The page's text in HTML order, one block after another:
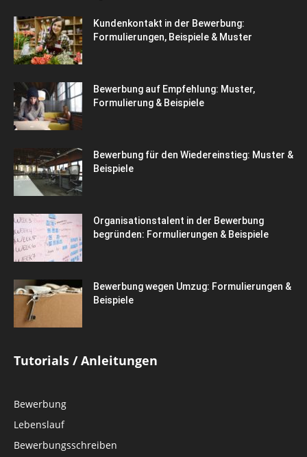
Kundenkontakt in der Bewerbung:
Formulierungen, Beispiele & Muster
Bewerbung auf Empfehlung: Muster,
Formulierung & Beispiele
Bewerbung für den Wiedereinstieg: Muster &
Beispiele
Organisationstalent in der Bewerbung
begründen: Formulierungen & Beispiele
Bewerbung wegen Umzug: Formulierungen &
Beispiele
Tutorials / Anleitungen
Bewerbung
Lebenslauf
Bewerbungsschreiben